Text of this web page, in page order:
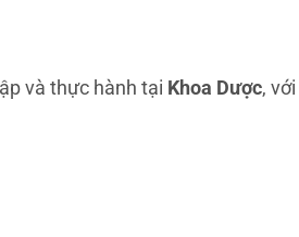
và thực hành tại Khoa Dược,